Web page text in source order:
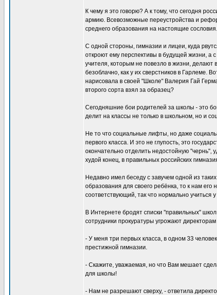
К чему я это говорю? А к тому, что сегодня
армию. Всевозможные переустройства и
среднего образования на настоящие сословия.
С одной стороны, гимназии и лицеи, куда
откроют ему перспективы в будущей жизни,
учителя, которым не повезло в жизни, делают
безоблачно, как у их сверстников в Гарлеме.
нарисовала в своей "Школе" Валерия Гай
второго сорта взял за образец?
Сегодняшние бои родителей за школы - это
делит на классы не только в школьном, но и
Не то что социальные лифты, но даже
первого класса. И это не глупость, это
окончательно отделить недостойную "чернь",
худой конец, в правильных российских
Недавно имел беседу с завучем одной из
образования для своего ребёнка, то к нам
соответствующий, так что нормально учиться
В Интернете бродят списки "правильных"
сотрудники прокуратуры угрожают
- У меня три первых класса, в одном 33
престижной гимназии.
- Скажите, уважаемая, но что Вам мешает
для школы!
- Нам не разрешают сверху, - ответила